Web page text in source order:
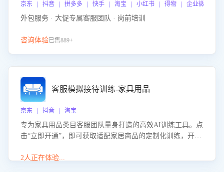
京东 | 抖音 | 拼多多 | 快手 | 淘宝 | 小红书 | 得物 | 企业微信
外包服务 · 大促专属客服团队 · 岗前培训
咨询体验已售889+
客服模拟接待训练-家具用品
京东 | 抖音 | 淘宝
专为家具用品类目客服团队量身打造的高效AI训练工具。点
击“立即开通”，即可获取适配家居商品的定制化训练，开启
能、尺寸参数咨询等高频场景下的专业应对能力。
2人正在体验...